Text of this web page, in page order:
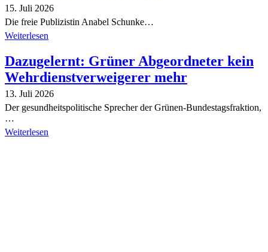
15. Juli 2026
Die freie Publizistin Anabel Schunke…
Weiterlesen
Dazugelernt: Grüner Abgeordneter kein
Wehrdienstverweigerer mehr
13. Juli 2026
Der gesundheitspolitische Sprecher der Grünen-Bundestagsfraktion,
…
Weiterlesen